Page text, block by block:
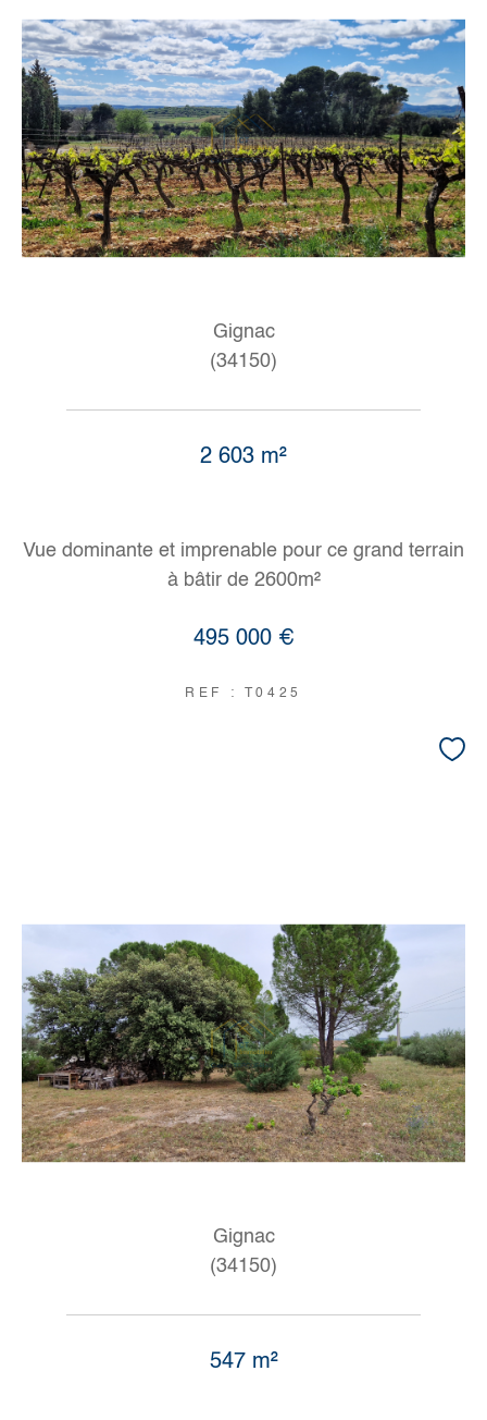
Gignac
(34150)
2 603 m²
Vue dominante et imprenable pour ce grand terrain
à bâtir de 2600m²
495 000 €
REF : T0425
Gignac
(34150)
547 m²